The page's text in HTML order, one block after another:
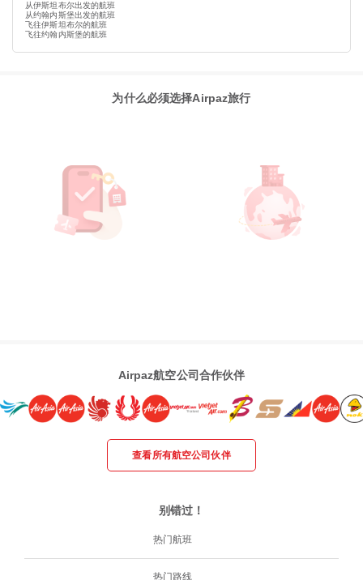
从伊斯坦布尔出发的航班
从约翰内斯堡出发的航班
飞往伊斯坦布尔的航班
飞往约翰内斯堡的航班
为什么必须选择Airpaz旅行
Airpaz航空公司合作伙伴
查看所有航空公司伙伴
别错过！
热门航班
热门路线